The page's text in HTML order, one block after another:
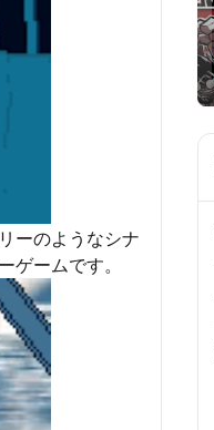
ーのようなシナ
ームです。